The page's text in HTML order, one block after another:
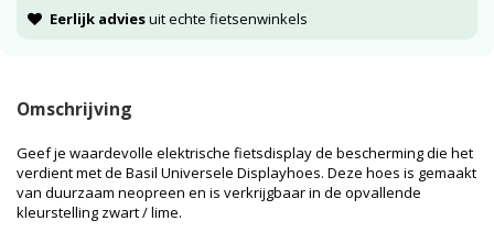
Eerlijk adviesuit echte fietsenwinkels
Omschrijving
Geef je waardevolle elektrische fietsdisplay de bescherming die het
verdient met de Basil Universele Displayhoes. Deze hoes is gemaakt
van duurzaam neopreen en is verkrijgbaar in de opvallende
kleurstelling zwart / lime.